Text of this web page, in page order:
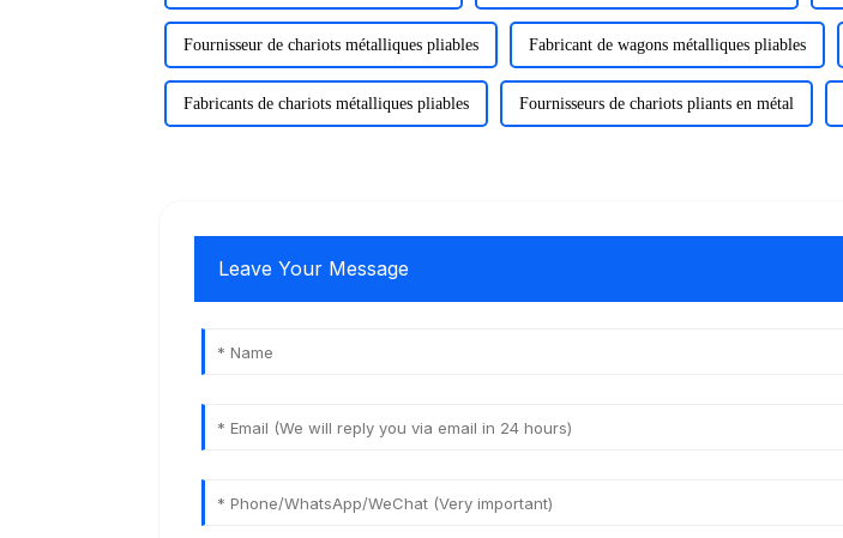
Fournisseur de chariots métalliques pliables Fabricant de wagons métalliques pliables
Fabricants de chariots métalliques pliables Fournisseurs de chariots pliants en métal
Leave Your Message